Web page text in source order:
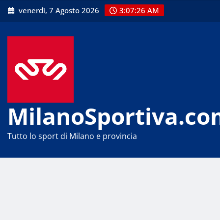
Skip
to
venerdì, 7 Agosto 2026 3:07:26 AM
Tutto lo sport di Milano e provincia